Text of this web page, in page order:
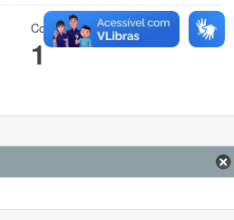
Conjuntos de dados
1